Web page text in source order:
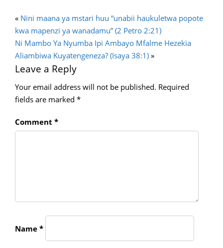
« Nini maana ya mstari huu “unabii haukuletwa popote
kwa mapenzi ya wanadamu” (2 Petro 2:21)
Ni Mambo Ya Nyumba Ipi Ambayo Mfalme Hezekia
Aliambiwa Kuyatengeneza? (Isaya 38:1) »
Leave a Reply
Your email address will not be published. Required
fields are marked *
Comment *
Name *